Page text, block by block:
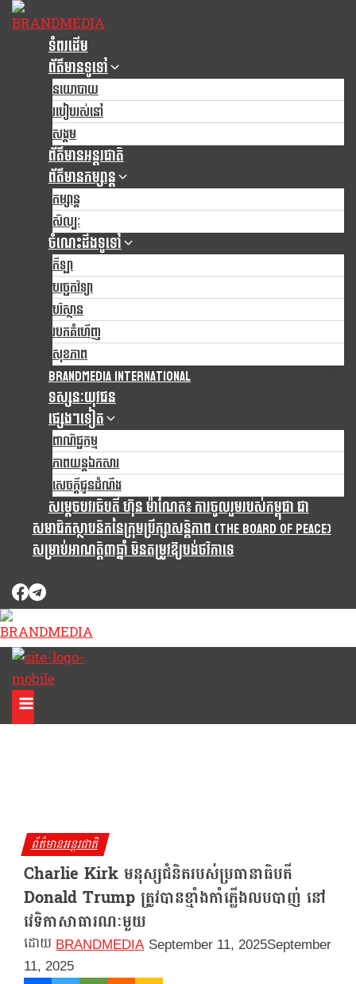
Skip
ទំពរដើម
ព័ត៌មានទូទៅ
នយោបាយ
របៀបរស់នៅ
សង្គម
ព័ត៌មានអន្តរជាតិ
ព័ត៌មានកម្សាន្ត
កម្សាន្ត
សិល្បៈ
ចំណេះដឹងទូទៅ
កីឡា
បច្ចេកវិទ្យា
បរិស្ថាន
របកគំហើញ
សុខភាព
Brandmedia international
ទស្សនៈយុវជន
ផ្សេងៗទៀត
ពាណិជ្ជកម្ម
ភាពយន្តឯកសារ
សេចក្តីជូនដំណឹង
សម្តេចបវរធិបតី ហ៊ុន ម៉ាណែត៖ ការចូលរួមរបស់កម្ពុជា ជា
សមាជិកស្ថាបនិកនៃក្រុមប្រឹក្សាសន្តិភាព (The Board Of Peace)
សម្រាប់អាណត្តិ៣ឆ្នាំ មិនតម្រូវឱ្យបង់ថវិកាទេ
ព័ត៌មានអន្តរជាតិ
Charlie Kirk មនុស្សជំនិតរបស់ប្រធានាធិបតី
Donald Trump ត្រូវបានខ្មាំងកាំភ្លើងលបបាញ់ នៅ
វេទិកាសាធារណៈមួយ
BRANDMEDIA September 11, 2025September
11, 2025